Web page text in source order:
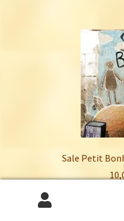
Sale Petit
Recherche
Recherche